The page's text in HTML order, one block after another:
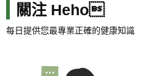
關注 Heho
每日提供您最專業正確的健康知識